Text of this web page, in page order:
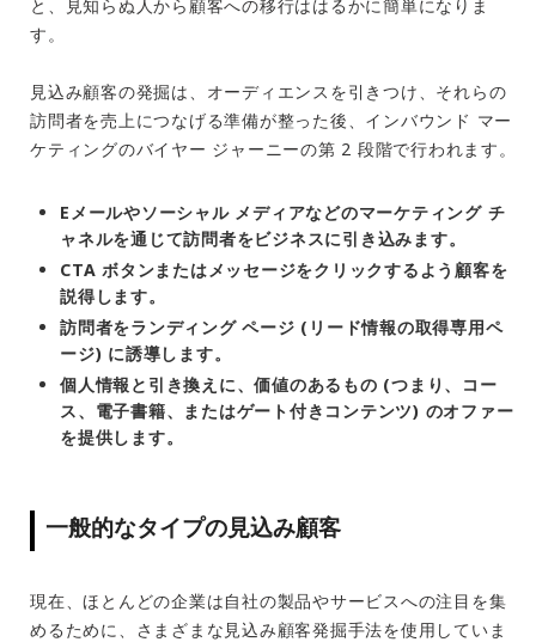
と、見知らぬ人から顧客への移行ははるかに簡単になりま
す。
見込み顧客の発掘は、オーディエンスを引きつけ、それらの
訪問者を売上につなげる準備が整った後、インバウンド マー
ケティングのバイヤー ジャーニーの第 2 段階で行われます。
Eメールやソーシャル メディアなどのマーケティング チ
ャネルを通じて訪問者をビジネスに引き込みます。
CTA ボタンまたはメッセージをクリックするよう顧客を
説得します。
訪問者をランディング ページ (リード情報の取得専用ペ
ージ) に誘導します。
個人情報と引き換えに、価値のあるもの (つまり、コー
ス、電子書籍、またはゲート付きコンテンツ) のオファー
を提供します。
一般的なタイプの見込み顧客
現在、ほとんどの企業は自社の製品やサービスへの注目を集
めるために、さまざまな見込み顧客発掘手法を使用していま